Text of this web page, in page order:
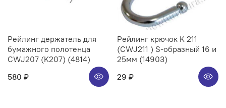
Рейлинг держатель для
бумажного полотенца
CWJ207 (K207) (4814)
580 ₽
Рейлинг крючок K 211
(CWJ211 ) S-образный 16 и
25мм (14903)
29 ₽